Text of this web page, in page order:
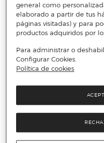
ANDREA HOUSE
general como
elaborado a partir de tus
páginas visitadas) y para
productos adquiridos por
Para administrar o
Configurar Cookies.
Política de cookies